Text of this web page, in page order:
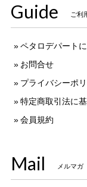
Guide ご利
ペタロデパート
お問合せ
プライバシーポ
特定商取引法に
会員規約
Mail メルマガ